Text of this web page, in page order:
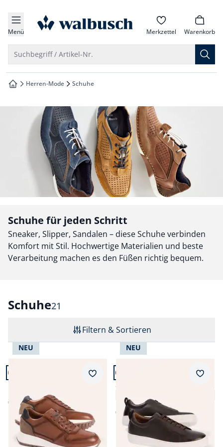
springen
springen
springen
springen
Menü zur Startseite Merkzettel Warenkorb
Suchbegriff / Artikel-Nr.
zur Startseite
Herren-Mode Schuhe
Schuhe für jeden Schritt
Sneaker, Slipper, Sandalen – diese Schuhe verbinden
Komfort mit Stil. Hochwertige Materialien und beste
Verarbeitung machen es den Füßen richtig bequem.
SchuheErgebnisse
21
Filtern & Sortieren
Artikel 1 von 21.
NEU
€ 99,99
Merkzettel
Artikel 2 von 21.
NEU
Smart Casual Sneaker
€ 119,99